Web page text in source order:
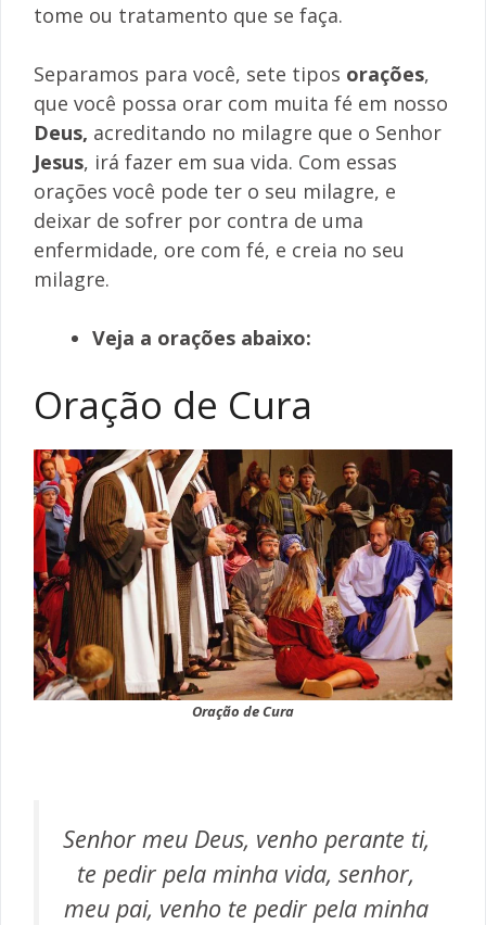
tome ou tratamento que se faça.
Separamos para você, sete tipos orações,
que você possa orar com muita fé em nosso
Deus, acreditando no milagre que o Senhor
Jesus, irá fazer em sua vida. Com essas
orações você pode ter o seu milagre, e
deixar de sofrer por contra de uma
enfermidade, ore com fé, e creia no seu
milagre.
Veja a orações abaixo:
Oração de Cura
Oração de Cura
Senhor meu Deus, venho perante ti,
te pedir pela minha vida, senhor,
meu pai, venho te pedir pela minha